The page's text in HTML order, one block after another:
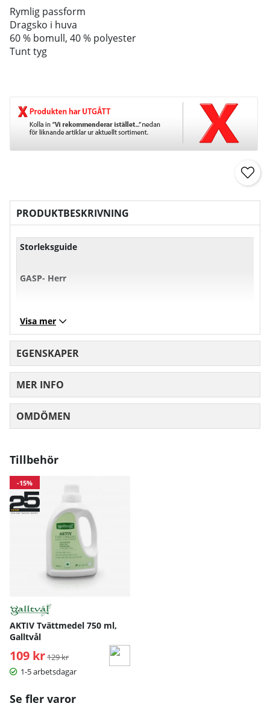
Rymlig passform
Dragsko i huva
60 % bomull, 40 % polyester
Tunt tyg
PRODUKTBESKRIVNING
Storleksguide
GASP- Herr
Bröst 101 107 113 119
Midja 71 77 83 89
Höft
Mått angivna i cm.
Visa mer
EGENSKAPER
MER INFO
OMDÖMEN
Tillbehör
-15%
AKTIV Tvättmedel 750 ml,
Galltvål
109 kr Ordinarie pris:
129 kr
1-5 arbetsdagar
Se fler varor